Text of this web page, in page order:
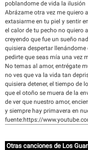
poblandome de vida la ilusión
Abrázame otra vez me quiero
extasiarme en tu piel y sentir
el calor de tu pecho no quiero
creyendo que fue un sueño
quisiera despertar llenándome
pedirte que seas mía una vez
No temas al amor, entrégate
no ves que va la vida tan
quisiera detener, el tiempo de
que el otoño se muera de la
de ver que nuestro amor,
y siempre hay primavera en
fuente:https://
Otras canciones de Los